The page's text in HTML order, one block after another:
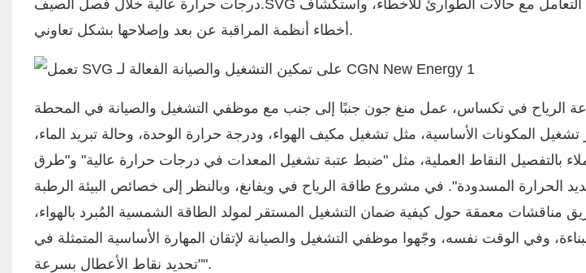
درجات حرارة عالية خلال فصل الصيف.SVG مع حالات الطوارئ للأخطاء، واستكشاف
أخطاء أنظمة المراقبة عن بعد وإصلاحها بشكل تعاوني.
الرياح في تكساس، عمل منغ جون جنبًا إلى جنب مع موظفي التشغيل والصيانة في المحطة
المكونات الأساسية، مثل تشغيل مكيف الهواء، ودرجة حرارة الوحدة، وحالة تبريد الماء،
بالتفصيل النقاط العملية، مثل "ضبط عتبة تشغيل المعدات في درجات حرارة عالية" و"طرق
الحرارة المسدودة". في مشروع طاقة الرياح في ويفانغ، وبالنظر إلى خصائص البيئة الرطبة
مناقشات معمقة حول كيفية ضمان التشغيل المستقر لمولد الطاقة الشمسية المُبرد بالهواء،
وفي الوقت نفسه، وجّهوا موظفي التشغيل والصيانة لإتقان المهارة الأساسية المتمثلة في
"تحديد نقاط الأعطال بسرعة".